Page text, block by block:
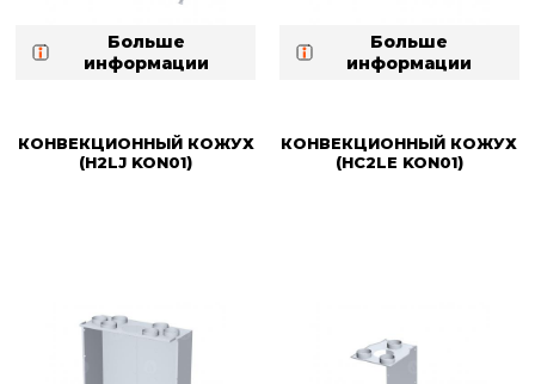
Больше
информации
Больше
информации
КОНВЕКЦИОННЫЙ КОЖУХ
(H2LJ KON01)
КОНВЕКЦИОННЫЙ КОЖУХ
(HC2LE KON01)